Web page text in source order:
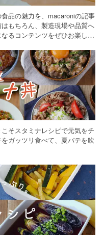
品の魅力を、macaroniの記事
もちろん、製造現場や品質へ
るコンテンツをぜひお楽しみ
そスタミナレシピで元気をチ
ガッツリ食べて、夏バテを吹